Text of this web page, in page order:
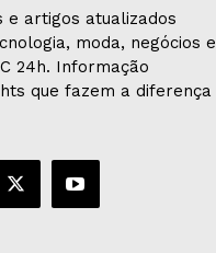
e artigos atualizados
moda, negócios e
24h. Informação
que fazem a diferença